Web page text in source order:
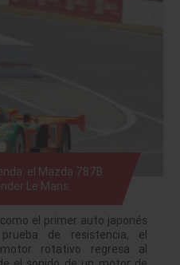
el Mazda 787B
Le Mans.
el primer auto japonés
de resistencia, el
rotativo regresa al